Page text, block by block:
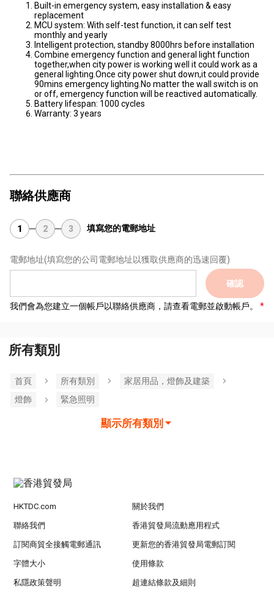
Built-in emergency system, easy installation & easy
replacement
MCU system: With self-test function, it can self test
monthly and yearly
Intelligent protection, standby 8000hrs before installation
Combine emergency function and general light function
together,when city power is working well it could work as a
general lighting.Once city power shut down,it could provide
90mins emergency lighting.No matter the wall switch is on
or off, emergency function will be reactived automatically.
Battery lifespan: 1000 cycles
Warranty: 3 years
聯絡供應商
1 2 3 填寫您的電郵地址
電郵地址(填寫您的公司電郵地址以獲取供應商的迅速回覆)
確認
我們會為您建立一個帳戶以聯絡供應商，請查看電郵並啟動帳戶。
所有類別
首頁 所有類別
家居用品，燈飾及建築
燈飾
緊急照​​明
顯示所有類別
HKTDC.com 關於我們
聯絡我們 香港貿發局流動應用程式
訂閱商貿全接觸電郵通訊 更新您的香港貿發局電郵訂閱
字體大小 使用條款
私隱政策聲明 超連結條款及細則